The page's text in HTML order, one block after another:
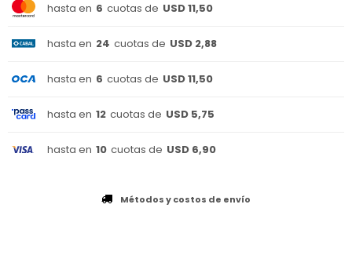
hasta en 6 cuotas de USD 11,50
hasta en 24 cuotas de USD 2,88
hasta en 6 cuotas de USD 11,50
hasta en 12 cuotas de USD 5,75
hasta en 10 cuotas de USD 6,90
Métodos y costos de envío